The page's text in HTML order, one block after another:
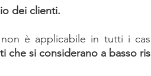
dei clienti.
non è applicabile in tutti i
che si considerano a basso